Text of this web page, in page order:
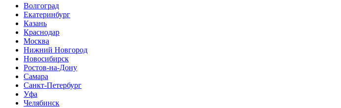
Волгоград
Екатеринбург
Казань
Краснодар
Москва
Нижний Новгород
Новосибирск
Ростов-на-Дону
Самара
Санкт-Петербург
Уфа
Челябинск